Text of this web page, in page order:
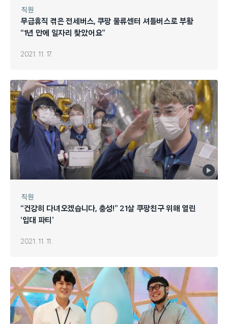
직원
무급휴직 겪은 전세버스, 쿠팡 물류센터 셔틀버스로 부활
“1년 만에 일자리 찾았어요”
2021. 11. 17.
직원
“건강히 다녀오겠습니다, 충성!” 21살 쿠팡친구 위해 열린
‘입대 파티’
2021. 11. 11.